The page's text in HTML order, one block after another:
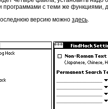
с теми же функциями,
версию можно здесь.